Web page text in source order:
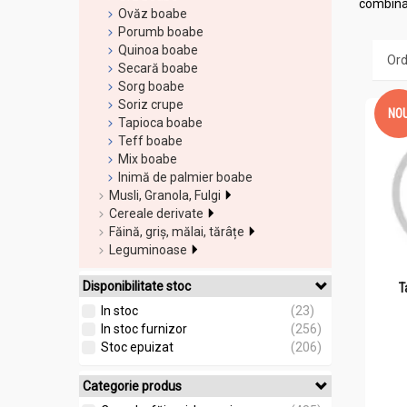
Ovăz boabe
Porumb boabe
Quinoa boabe
Secară boabe
Sorg boabe
Soriz crupe
Tapioca boabe
Teff boabe
Mix boabe
Inimă de palmier boabe
Musli, Granola, Fulgi
Cereale derivate
Făină, griș, mălai, tărâțe
Leguminoase
Disponibilitate stoc
In stoc
(23)
In stoc furnizor
(256)
Stoc epuizat
(206)
Categorie produs
fier si
inalta
a ne